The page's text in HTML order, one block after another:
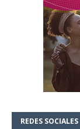
REDES SOCIALES